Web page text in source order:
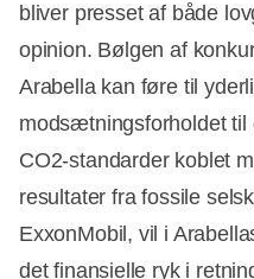
bliver presset af både
opinion. Bølgen af
Arabella kan føre til
modsætningsforholdet til
CO2-standarder koblet
resultater fra fossile
ExxonMobil, vil i
det finansielle ryk i